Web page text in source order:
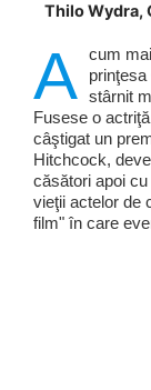
Thilo Wydra,
A cum
stârnit
Fusese o
câştigat un
Hitchcock,
căsători apoi
vieţii actelor de
film" în care